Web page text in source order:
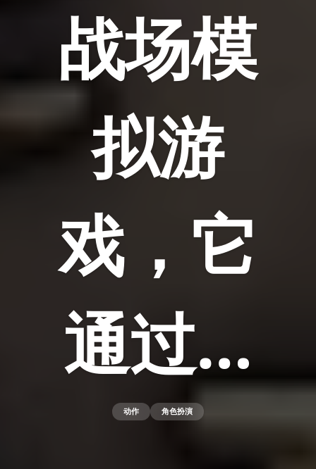
战场模
拟游
戏，它
通过…
动作 角色扮演